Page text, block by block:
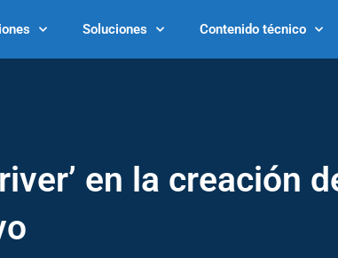
Soluciones Contenido técnico
en la creación